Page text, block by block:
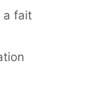
a fait